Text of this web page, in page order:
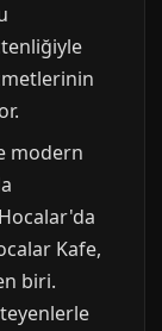
modern
Kafe,
biri.